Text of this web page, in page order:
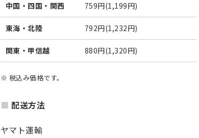
中国・四国・関西 759円(1,199円)
東海・北陸 792円(1,232円)
関東・甲信越 880円(1,320円)
※ 税込み価格です。
配送方法
ヤマト運輸